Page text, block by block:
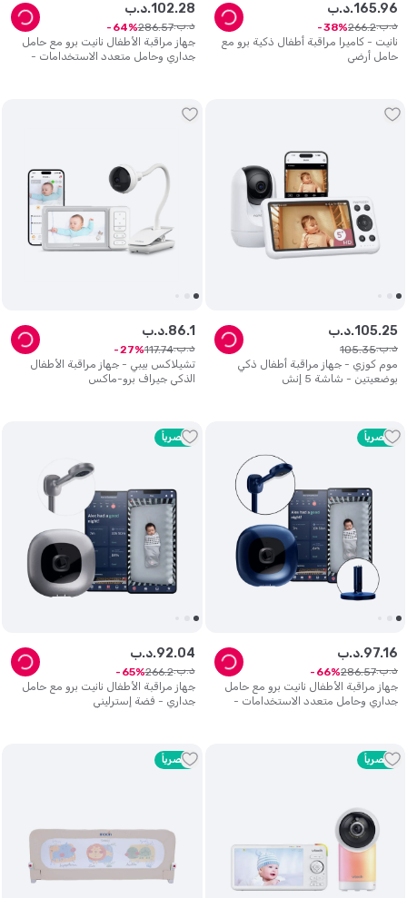
نانيت - كاميرا مراقبة أطفال ذكية برو مع
حامل أرضي
د.ب.165.96
د.ب. 266.2
38
جهاز مراقبة الأطفال نانيت برو مع حامل
جداري وحامل متعدد الاستخدامات -
د.ب.102.28
د.ب. 286.57
64
موم كوزي - جهاز مراقبة أطفال ذكي
بوضعيتين - شاشة 5 إنش
د.ب.105.25
د.ب. 105.35
تشيلاكس بيبي - جهاز مراقبة الأطفال
الذكي جيراف برو-ماكس
د.ب.86.1
د.ب. 117.74
27
حصرياً
جهاز مراقبة الأطفال نانيت برو مع حامل
جداري وحامل متعدد الاستخدامات -
د.ب.97.16
د.ب. 286.57
66
حصرياً
جهاز مراقبة الأطفال نانيت برو مع حامل
جداري - فضة إسترليني
د.ب.92.04
د.ب. 266.2
65
حصرياً حصرياً